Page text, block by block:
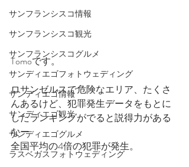
サンフランシスコ情報
サンフランシスコ観光
サンフランシスコグルメ
サンディエゴフォトウェディング
サンディエゴ情報
サンディエゴ観光
サンディエゴグルメ
ラスベガスフォトウェディング
Tomoです。
ロサンゼルスで危険なエリア、たくさ
んあるけど、犯罪発生データをもとに
したランキングがでると説得力がある
なー
全国平均の4倍の犯罪が発生。